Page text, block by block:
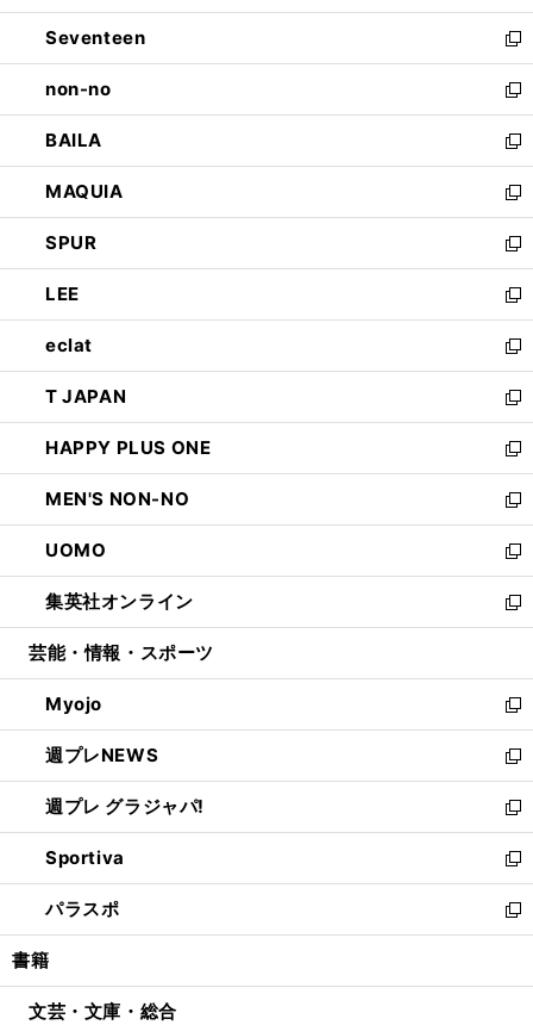
開
く
ウ
で
開
く
ン
ド
ウ
で
開
く
Seventeen
新
し
い
ウ
ィ
ン
ド
ウ
で
開
く
non-no
新
し
い
ウ
ィ
ン
ド
ウ
で
開
く
BAILA
新
し
い
ウ
ィ
ン
ド
ウ
で
開
く
MAQUIA
新
し
い
ウ
ィ
ン
ド
ウ
で
開
く
SPUR
新
し
い
ウ
ィ
ン
ド
ウ
で
開
く
LEE
新
し
い
ウ
ィ
ン
ド
ウ
で
開
く
eclat
新
し
い
ウ
ィ
ン
ド
ウ
で
開
く
T JAPAN
新
し
い
ウ
ィ
ン
ド
ウ
で
開
HAPPY PLUS ONE
新
し
い
ウ
ィ
ン
ド
ウ
開
く
MEN'S NON-NO
新
し
い
ウ
ィ
ン
ウ
で
開
く
UOMO
新
し
い
ウ
ン
ド
ウ
で
開
く
集英社オンライン
新
し
ウ
ィ
ン
ド
ウ
で
開
く
芸能・情報・スポーツ
Myojo
新
し
い
ウ
ィ
ン
ド
ウ
で
開
週プレNEWS
新
し
い
ウ
ィ
ン
ド
ウ
開
週プレ グラジャパ!
新
し
い
ウ
ィ
ン
ウ
Sportiva
新
し
い
ウ
ン
パラスポ
新
し
ウ
書籍
文芸・文庫・総合